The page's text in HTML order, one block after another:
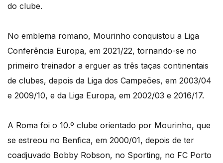
do clube.
No emblema romano, Mourinho conquistou a Liga
Conferência Europa, em 2021/22, tornando-se no
primeiro treinador a erguer as três taças continentais
de clubes, depois da Liga dos Campeões, em 2003/04
e 2009/10, e da Liga Europa, em 2002/03 e 2016/17.
A Roma foi o 10.º clube orientado por Mourinho, que
se estreou no Benfica, em 2000/01, depois de ter
coadjuvado Bobby Robson, no Sporting, no FC Porto